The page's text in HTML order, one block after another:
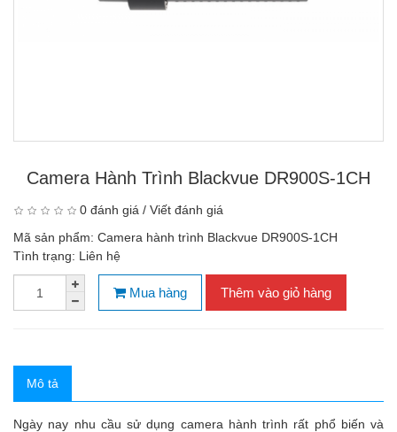
Camera Hành Trình Blackvue DR900S-1CH
0 đánh giá / Viết đánh giá
Mã sản phẩm: Camera hành trình Blackvue DR900S-1CH
Tình trạng: Liên hệ
Mua hàng Thêm vào giỏ hàng
Mô tả
Ngày nay nhu cầu sử dụng camera hành trình rất phổ biến và